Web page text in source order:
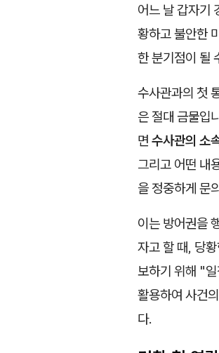
어느 날 갑자기
황하고 불안한
한 분기점이 될
수사관과의 첫
은 절대 금물입
면 수사관의 소
그리고 어떤 내
을 정중하게 문
이는 방어권을
자고 할 때, 당
보하기 위해 "
활용하여 사건
다.